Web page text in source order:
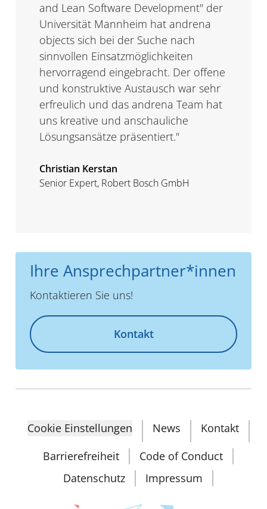
and Lean Software Development" der
Universität Mannheim hat andrena
objects sich bei der Suche nach
sinnvollen Einsatzmöglichkeiten
hervorragend eingebracht. Der offene
und konstruktive Austausch war sehr
erfreulich und das andrena Team hat
uns kreative und anschauliche
Lösungsansätze präsentiert."
Christian Kerstan
Senior Expert, Robert Bosch GmbH
Ihre Ansprechpartner*innen
Kontaktieren Sie uns!
Kontakt
Cookie Einstellungen News
Kontakt
Barrierefreiheit
Code of Conduct
Datenschutz
Impressum